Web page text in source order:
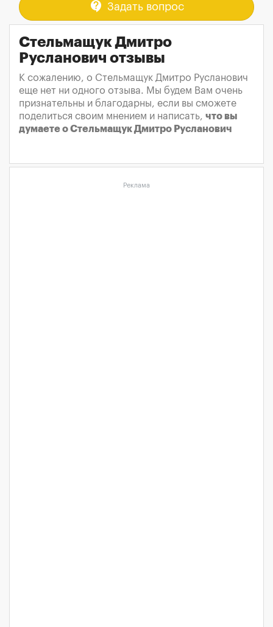
contact_support Задать вопрос
Стельмащук Дмитро
Русланович отзывы
К сожалению, о Стельмащук Дмитро Русланович
еще нет ни одного отзыва. Мы будем Вам очень
признательны и благодарны, если вы сможете
поделиться своим мнением и написать, что вы
думаете о Стельмащук Дмитро Русланович
Реклама